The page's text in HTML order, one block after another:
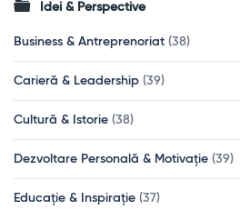
Idei & Perspective
Business & Antreprenoriat (38)
Carieră & Leadership (39)
Cultură & Istorie (38)
Dezvoltare Personală & Motivație (39)
Educație & Inspirație (37)